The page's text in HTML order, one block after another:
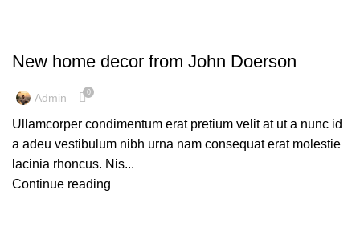
New home decor from John Doerson
Admin 0
Ullamcorper condimentum erat pretium velit at ut a nunc id
a adeu vestibulum nibh urna nam consequat erat molestie
lacinia rhoncus. Nis...
Continue reading